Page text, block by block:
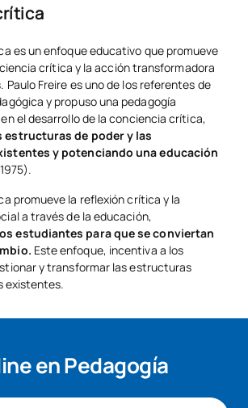
es un enfoque educativo que promueve
crítica y la acción transformadora
Paulo Freire es uno de los referentes de
y propuso una pedagogía
el desarrollo de la conciencia crítica,
de poder y las
y potenciando una educación
promueve la reflexión crítica y la
a través de la educación,
estudiantes para que se conviertan
Este enfoque, incentiva a los
y transformar las estructuras
existentes.
en Pedagogía